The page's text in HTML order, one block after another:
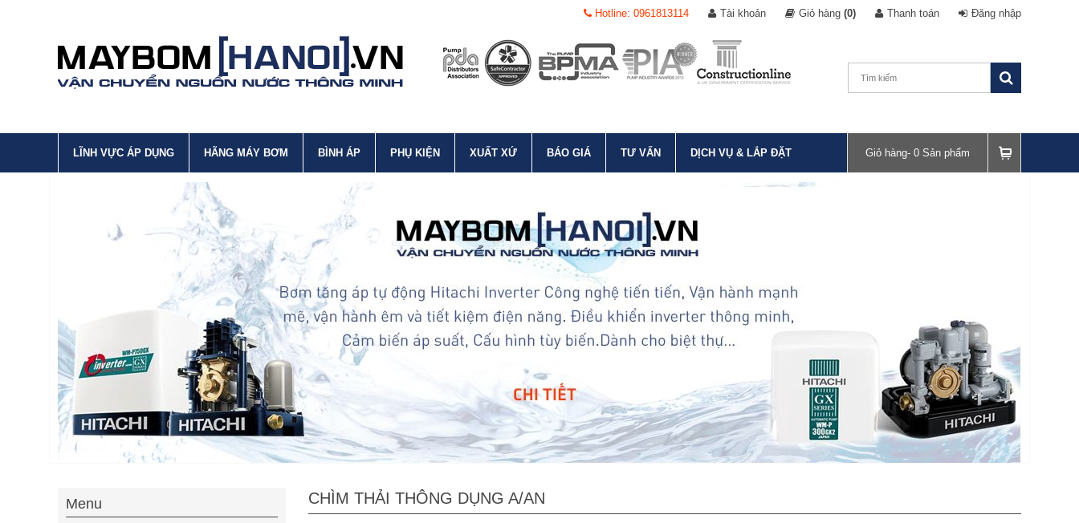
Hotline: 0961813114 Tài khoản Giỏ hàng (0) Thanh toán Đăng nhập
LĨNH VỰC ÁP DỤNG HÃNG MÁY BƠM BÌNH ÁP PHỤ KIỆN XUẤT XỨ BÁO GIÁ TƯ VẤN DỊCH VỤ & LẮP ĐẶT Giỏ hàng- 0 Sản phẩm
CHÌM THẢI THÔNG DỤNG A/AN
Menu